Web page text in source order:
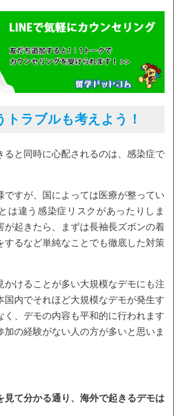
トラブルも考えよう！
ると同時に心配されるのは、感染症で
ですが、国によっては医療が整ってい
は違う感染症リスクがあったりしま
が起きたら、まずは長袖長ズボンの着
するなど単純なことでも徹底した対策
かけることが多い大規模なデモにも注
国内でそれほど大規模なデモが発生す
く、デモの内容も平和的に行われます
加の経験がない人の方が多いと思いま
見て分かる通り、海外で起きるデモは